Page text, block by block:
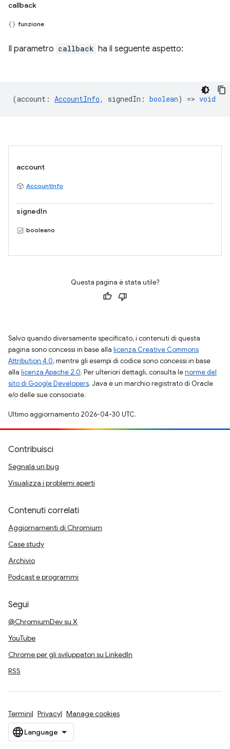
callback
funzione
Il parametro callback ha il seguente aspetto:
(account : AccountInfo, signedIn : boolean) => void
account
AccountInfo
signedIn
booleano
Questa pagina è stata utile?
Salvo quando diversamente specificato, i contenuti di questa
pagina sono concessi in base alla licenza Creative Commons
Attribution 4.0, mentre gli esempi di codice sono concessi in base
alla licenza Apache 2.0. Per ulteriori dettagli, consulta lenorme del
sito di Google Developers. Java è un marchio registrato di Oracle
e/o delle sue consociate.
Ultimo aggiornamento 2026-04-30 UTC.
Contribuisci
Segnala un bug
Visualizza i problemi aperti
Contenuti correlati
Aggiornamenti di Chromium
Case study
Archivio
Podcast e programmi
Segui
@ChromiumDev su X
YouTube
Chrome per gli sviluppatori su LinkedIn
RSS
Termini Privacy Manage cookies